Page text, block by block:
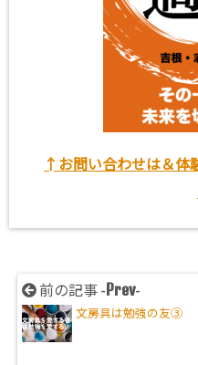
↑お問い合わせは＆体
前の記事 -Prev-
文房具は勉強の友③